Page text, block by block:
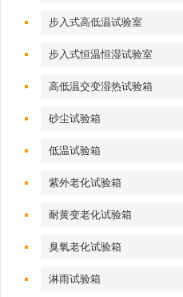
步入式高低温试验室
步入式恒温恒湿试验室
高低温交变湿热试验箱
砂尘试验箱
低温试验箱
紫外老化试验箱
耐黄变老化试验箱
臭氧老化试验箱
淋雨试验箱